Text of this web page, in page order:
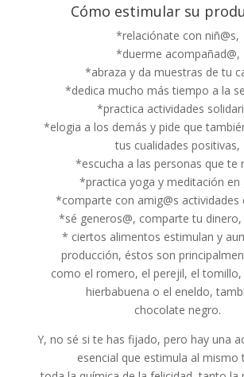
Cómo estimular su
*relaciónate con niñ@s,
*duerme acompañad@,
*abraza y da muestras de tu
*dedica mucho más tiempo a la
*practica actividades
*elogia a los demás y pide que
tus cualidades positivas,
*escucha a las personas que te
*practica yoga y meditación en
*comparte con amig@s actividades
*sé generos@, comparte tu
* ciertos alimentos estimulan y
producción, éstos son
como el romero, el perejil, el
hierbabuena o el eneldo,
chocolate negro.
Y, no sé si te has fijado, pero hay una
esencial que estimula al mismo